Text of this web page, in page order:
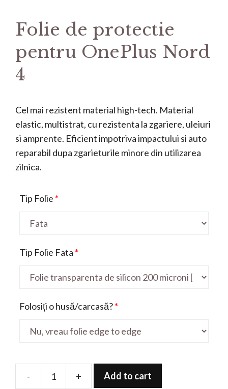
Folie de protectie
pentru OnePlus Nord
4
Cel mai rezistent material high-tech. Material
elastic, multistrat, cu rezistenta la zgariere, uleiuri
si amprente. Eficient impotriva impactului si auto
reparabil dupa zgarieturile minore din utilizarea
zilnica.
Tip Folie *
Tip Folie Fata *
Folosiți o husă/carcasă?*
-
Folie
+ Add to cart